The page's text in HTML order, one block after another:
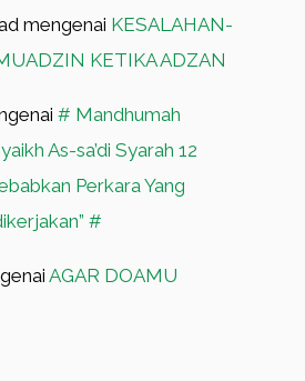
mengenai KESALAHAN-
KETIKA ADZAN
# Mandhumah
As-sa’di Syarah 12
Perkara Yang
#
AGAR DOAMU